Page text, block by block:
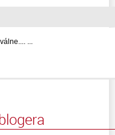
...